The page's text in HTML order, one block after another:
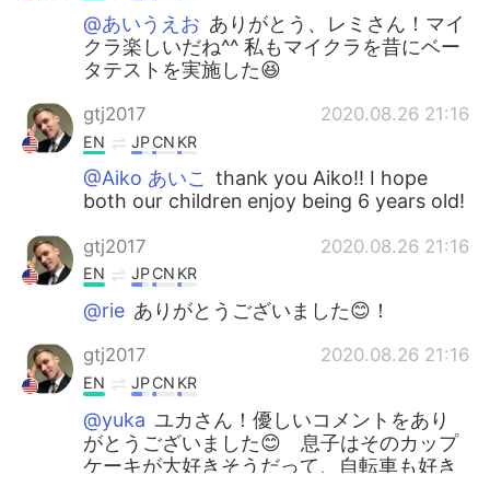
@あいうえお ありがとう、レミさん！マイ
クラ楽しいだね^^ 私もマイクラを昔にベー
タテストを実施した😆
gtj2017 2020.08.26 21:16
EN JPCN KR
@Aiko あいこ thank you Aiko!! I hope
both our children enjoy being 6 years old!
gtj2017 2020.08.26 21:16
EN JPCN KR
@rie ありがとうございました😊！
gtj2017 2020.08.26 21:16
EN JPCN KR
@yuka ユカさん！優しいコメントをあり
がとうございました😊 息子はそのカップ
ケーキが大好きそうだって、自転車も好き